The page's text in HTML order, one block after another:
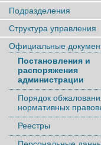
Подразделения
Структура управления
Официальные
Постановления и
распоряжения
администрации
Порядок
нормативных
Реестры